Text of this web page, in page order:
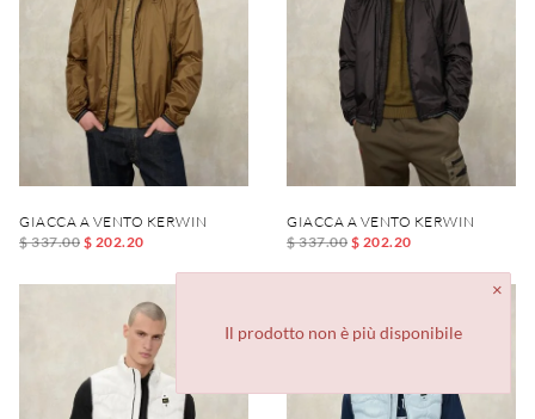
GIACCA A VENTO KERWIN
$ 337.00 $ 202.20
GIACCA A VENTO KERWIN
$ 337.00 $ 202.20
-40%
Il prodotto non è più disponibile